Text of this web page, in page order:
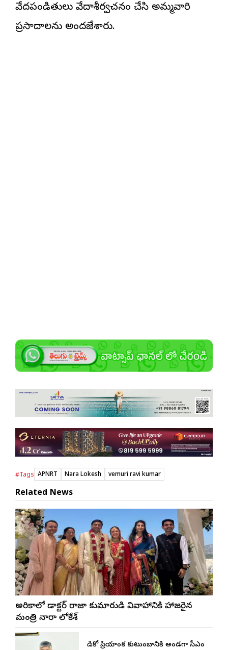
వేదపండితులు వేదాశీర్వచనం చేసి అమ్మవారి
ప్రసాదాలను అందజేశారు.
#Tags APNRT Nara Lokesh vemuri ravi kumar
Related News
అమెరికాలో డాక్టర్ రాజా కుమారుడి వివాహానికి హాజరైన
మంత్రి నారా లోకేశ్
మెడికో ప్రియాంక కుటుంబానికి అండగా సీఎం